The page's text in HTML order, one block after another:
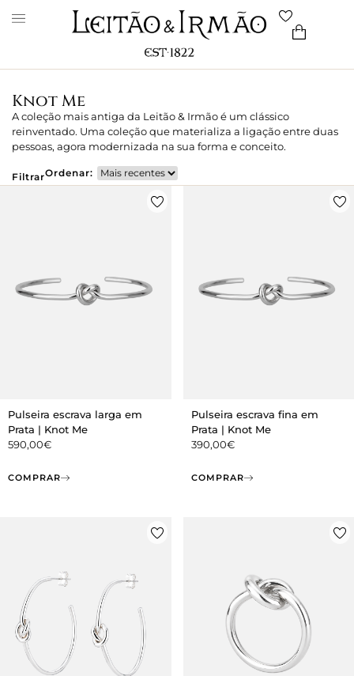
Knot Me
A coleção mais antiga da Leitão & Irmão é um clássico
reinventado. Uma coleção que materializa a ligação entre duas
pessoas, agora modernizada na sua forma e conceito.
FiltrarOrdenar:
Pulseira escrava larga em
Prata | Knot Me
590,00€
COMPRAR
Pulseira escrava fina em
Prata | Knot Me
390,00€
COMPRAR